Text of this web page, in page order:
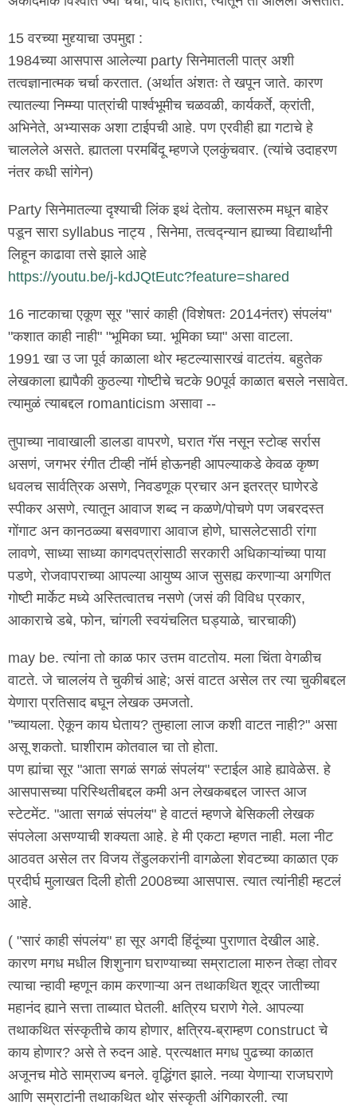
15 वरच्या मुद्द्याचा उपमुद्दा :
1984च्या आसपास आलेल्या party सिनेमातली पात्र अशी
तत्वज्ञानात्मक चर्चा करतात. (अर्थात अंशतः ते खपून जाते. कारण
त्यातल्या निम्म्या पात्रांची पार्श्वभूमीच चळवळी, कार्यकर्ते, क्रांती,
अभिनेते, अभ्यासक अशा टाईपची आहे. पण एरवीही ह्या गटाचे हे
चाललेले असते. ह्यातला परमबिंदू म्हणजे एलकुंचवार. (त्यांचे उदाहरण
नंतर कधी सांगेन)
Party सिनेमातल्या दृश्याची लिंक इथं देतोय. क्लासरुम मधून बाहेर
पडून सारा syllabus नाट्य , सिनेमा, तत्वद्न्यान ह्याच्या विद्यार्थांनी
लिहून काढावा तसे झाले आहे
https://youtu.be/j-kdJQtEutc?feature=shared
16 नाटकाचा एकूण सूर "सारं काही (विशेषतः 2014नंतर) संपलंय"
"कशात काही नाही" "भूमिका घ्या. भूमिका घ्या" असा वाटला.
1991 खा उ जा पूर्व काळाला थोर म्हटल्यासारखं वाटतंय. बहुतेक
लेखकाला ह्यापैकी कुठल्या गोष्टीचे चटके 90पूर्व काळात बसले नसावेत.
त्यामुळं त्याबद्दल romanticism असावा --
तुपाच्या नावाखाली डालडा वापरणे, घरात गॅस नसून स्टोव्ह सर्रास
असणं, जगभर रंगीत टीव्ही नॉर्म होऊनही आपल्याकडे केवळ कृष्ण
धवलच सार्वत्रिक असणे, निवडणूक प्रचार अन इतरत्र घाणेरडे
स्पीकर असणे, त्यातून आवाज शब्द न कळणे/पोचणे पण जबरदस्त
गोंगाट अन कानठळ्या बसवणारा आवाज होणे, घासलेटसाठी रांगा
लावणे, साध्या साध्या कागदपत्रांसाठी सरकारी अधिकाऱ्यांच्या पाया
पडणे, रोजवापराच्या आपल्या आयुष्य आज सुसह्य करणाऱ्या अगणित
गोष्टी मार्केट मध्ये अस्तित्वातच नसणे (जसं की विविध प्रकार,
आकाराचे डबे, फोन, चांगली स्वयंचलित घड्याळे, चारचाकी)
may be. त्यांना तो काळ फार उत्तम वाटतोय. मला चिंता वेगळीच
वाटते. जे चाललंय ते चुकीचं आहे; असं वाटत असेल तर त्या चुकीबद्दल
येणारा प्रतिसाद बघून लेखक उमजतो.
"च्यायला. ऐकून काय घेताय? तुम्हाला लाज कशी वाटत नाही?" असा
असू शकतो. घाशीराम कोतवाल चा तो होता.
पण ह्यांचा सूर "आता सगळं सगळं संपलंय" स्टाईल आहे ह्यावेळेस. हे
आसपासच्या परिस्थितीबद्दल कमी अन लेखकबद्दल जास्त आज
स्टेटमेंट. "आता सगळं संपलंय" हे वाटतं म्हणजे बेसिकली लेखक
संपलेला असण्याची शक्यता आहे. हे मी एकटा म्हणत नाही. मला नीट
आठवत असेल तर विजय तेंडुलकरांनी वागळेला शेवटच्या काळात एक
प्रदीर्घ मुलाखत दिली होती 2008च्या आसपास. त्यात त्यांनीही म्हटलं
आहे.
( "सारं काही संपलंय" हा सूर अगदी हिंदूंच्या पुराणात देखील आहे.
कारण मगध मधील शिशुनाग घराण्याच्या सम्राटाला मारुन तेव्हा तोवर
त्याचा न्हावी म्हणून काम करणाऱ्या अन तथाकथित शूद्र जातीच्या
महानंद ह्याने सत्ता ताब्यात घेतली. क्षत्रिय घराणे गेले. आपल्या
तथाकथित संस्कृतीचे काय होणार, क्षत्रिय-ब्राम्हण construct चे
काय होणार? असे ते रुदन आहे. प्रत्यक्षात मगध पुढच्या काळात
अजूनच मोठे साम्राज्य बनले. वृद्धिंगत झाले. नव्या येणाऱ्या राजघराणे
आणि सम्राटांनी तथाकथित थोर संस्कृती अंगिकारली. त्या